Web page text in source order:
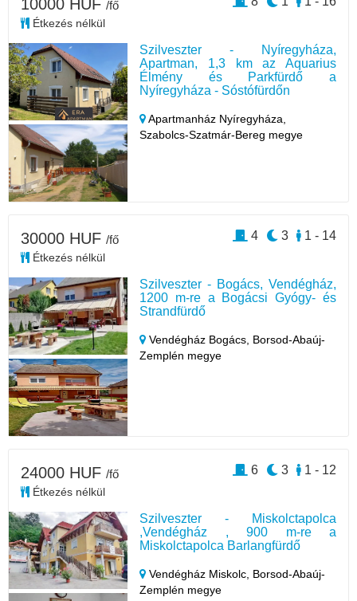
Szilveszter - Nyíregyháza,
Apartman, 1,3 km az Aquarius
Élmény és Parkfürdő a
Nyíregyháza - Sóstófürdőn
Apartmanház Nyíregyháza,
Szabolcs-Szatmár-Bereg megye
10000 HUF /fő
Étkezés nélkül
Szilveszter - Bogács, Vendégház,
1200 m-re a Bogácsi Gyógy- és
Strandfürdő
Vendégház Bogács, Borsod-Abaúj-
Zemplén megye
30000 HUF /fő
Étkezés nélkül
1 - 14
3
4
Szilveszter - Miskolctapolca
,Vendégház , 900 m-re a
Miskolctapolca Barlangfürdő
Vendégház Miskolc, Borsod-Abaúj-
Zemplén megye
24000 HUF /fő
Étkezés nélkül
1 - 12
3
6